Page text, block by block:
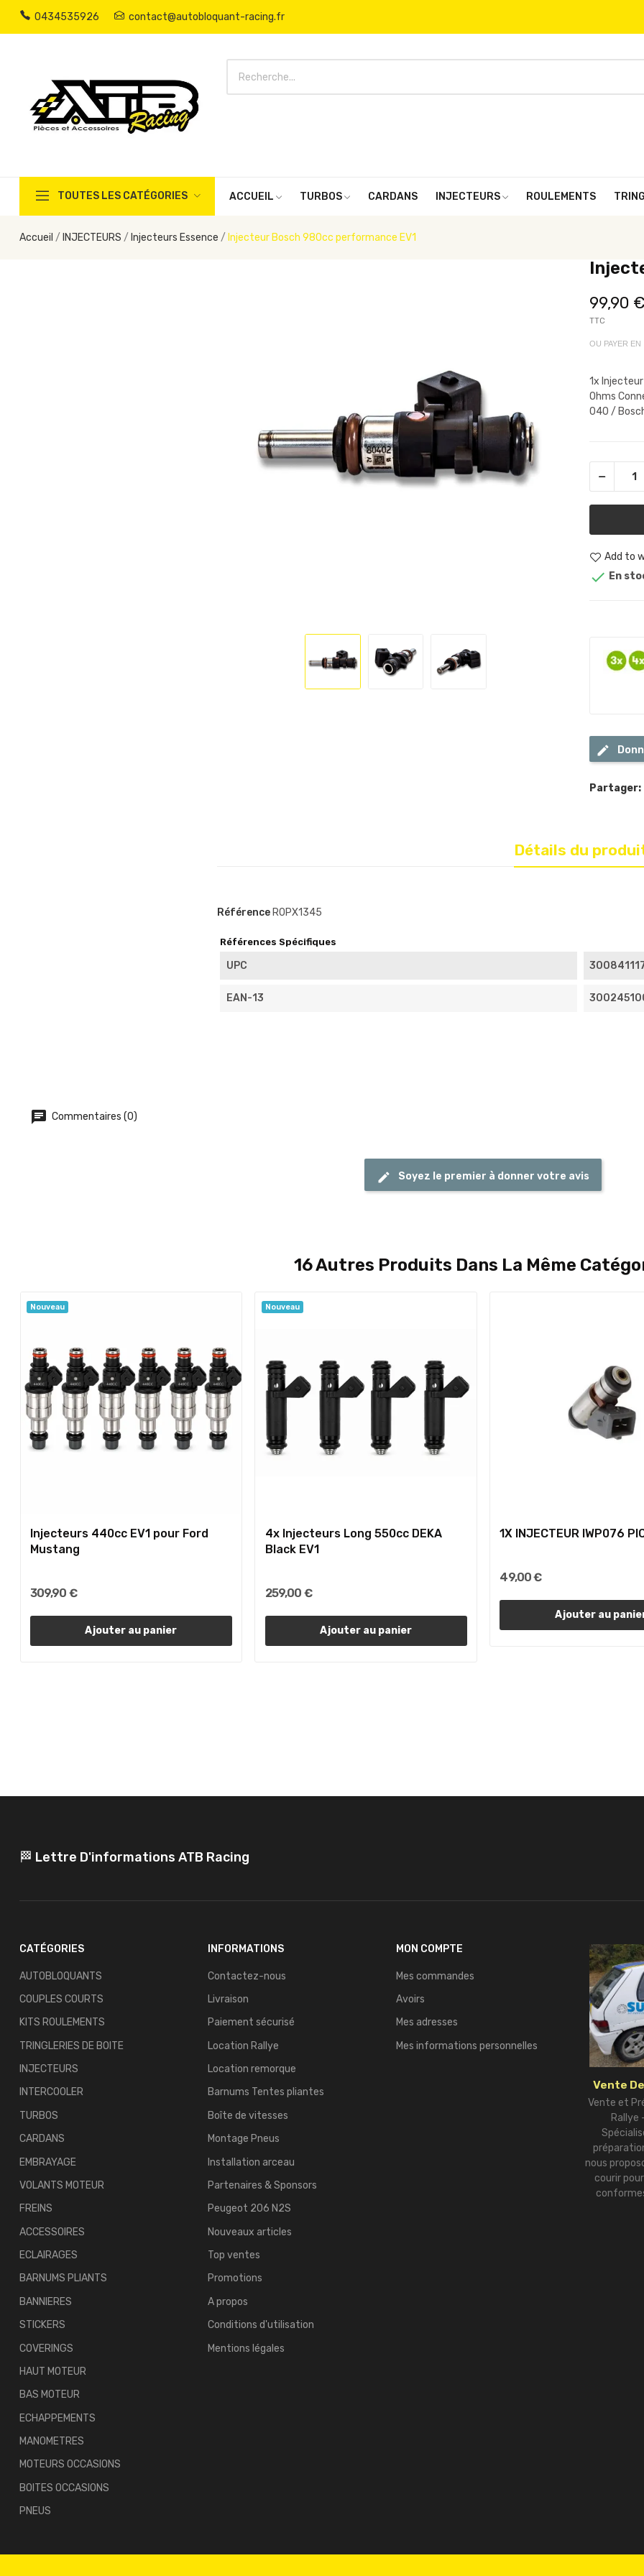
0434535926 contact@autobloquant-racing.fr
TOUTES LES CATÉGORIES ACCUEIL TURBOS CARDANS INJECTEURS ROULEMENTS
Accueil INJECTEURS Injecteurs Essence Injecteur Bosch 980cc performance EV1
99,90 €
TTC
OU PAYER EN
1x
Ohms
040 /
Add to
 En
Partager:
Détails du
Référence R0PX1345
Références Spécifiques
UPC
EAN-13
Commentaires (0)
Soyez le premier à donner votre avis
16 Autres Produits Dans La Même
Nouveau
Injecteurs 440cc EV1 pour Ford
Mustang
309,90 €
Ajouter au panier
Nouveau
4x Injecteurs Long 550cc DEKA
Black EV1
259,00 €
Ajouter au panier
1X INJECTEUR IWP076
49,00 €
Ajouter au
🏁 Lettre D'informations ATB Racing
CATÉGORIES
AUTOBLOQUANTS
COUPLES COURTS
KITS ROULEMENTS
TRINGLERIES DE BOITE
INJECTEURS
INTERCOOLER
TURBOS
CARDANS
EMBRAYAGE
VOLANTS MOTEUR
FREINS
ACCESSOIRES
ECLAIRAGES
BARNUMS PLIANTS
BANNIERES
STICKERS
COVERINGS
HAUT MOTEUR
BAS MOTEUR
ECHAPPEMENTS
MANOMETRES
MOTEURS OCCASIONS
BOITES OCCASIONS
PNEUS
INFORMATIONS
Contactez-nous
Livraison
Paiement sécurisé
Location Rallye
Location remorque
Barnums Tentes pliantes
Boîte de vitesses
Montage Pneus
Installation arceau
Partenaires & Sponsors
Peugeot 206 N2S
Nouveaux articles
Top ventes
Promotions
A propos
Conditions d'utilisation
Mentions légales
MON COMPTE
Mes commandes
Avoirs
Mes adresses
Mes informations personnelles
Vente
Vente et
Rallye
nous
courir